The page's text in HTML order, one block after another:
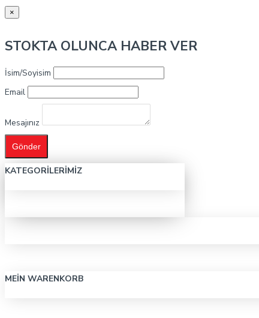
×
STOKTA OLUNCA HABER VER
İsim/Soyisim
Email
Mesajınız
Gönder
KATEGORILERIMIZ
MEIN WARENKORB